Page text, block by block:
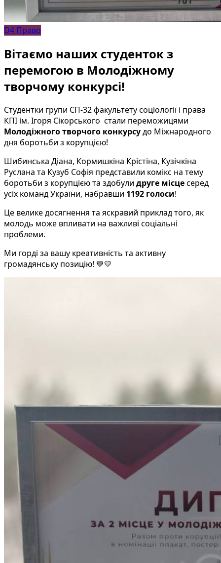
D4 Право
Вітаємо наших студенток з
перемогою в Молодіжному
творчому конкурсі!
Студентки групи СП-32 факультету соціології і права
КПІ ім. Ігоря Сікорського стали переможицями
Молодіжного творчого конкурсудо Міжнародного
дня боротьби з корупцією!
Шибинська Діана, Кормишкіна Крістіна, Кузічкіна
Руслана та Кузуб Софія представили комікс на тему
боротьби з корупцією та здобули друге місцесеред
усіх команд України, набравши 1192 голоси!
Це велике досягнення та яскравий приклад того, як
молодь може впливати на важливі соціальні
проблеми.
Ми горді за вашу креативність та активну
громадянську позицію! 💙💛